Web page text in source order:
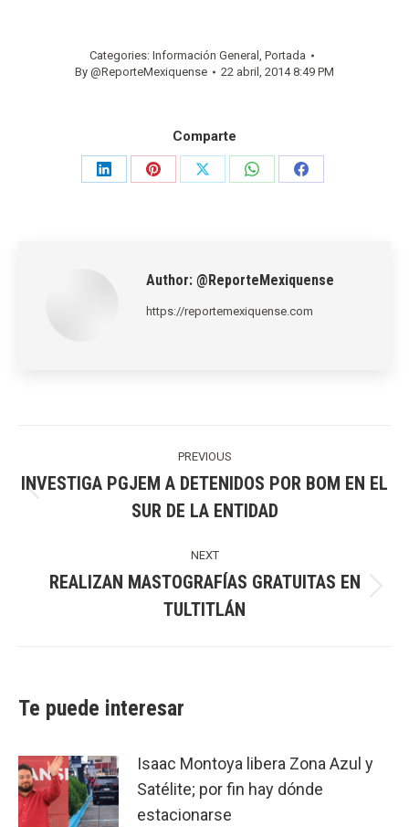
Categories: Información General , Portada
By @ReporteMexiquense 22 abril, 2014 8:49 PM
Comparte
Share
Share
Share
Share
Share
Author: @ReporteMexiquense
https://reportemexiquense.com
PREVIOUS
post:
INVESTIGA PGJEM A DETENIDOS POR BOM EN EL
SUR DE LA ENTIDAD
NEXT
Next
post:
REALIZAN MASTOGRAFÍAS GRATUITAS EN
TULTITLÁN
Te puede interesar
Isaac Montoya libera Zona Azul y
Satélite; por fin hay dónde
estacionarse